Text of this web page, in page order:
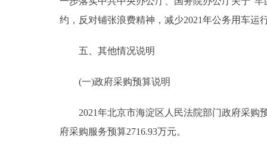
约，反对铺张浪费精神，减少2021年公务用车运
五、其他情况说明
(一)政府采购预算说明
2021年北京市海淀区人民法院部门政府采购预
府采购服务预算2716.93万元。